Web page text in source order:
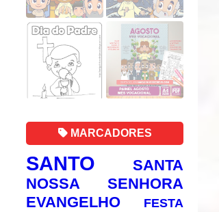
MARCADORES
SANTO
SANTA
NOSSA SENHORA
EVANGELHO
FESTA